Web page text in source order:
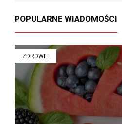
POPULARNE WIADOMOŚCI
ZDROWIE